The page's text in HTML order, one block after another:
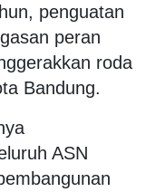
penguatan
peran
roda
Bandung.
ASN